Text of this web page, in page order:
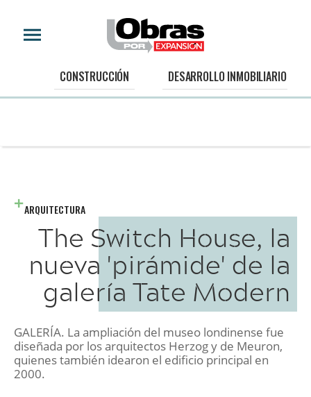
CONSTRUCCIÓN DESARROLLO INMOBILIARIO
ARQUITECTURA
The Switch House, la
nueva 'pirámide' de la
galería Tate Modern
GALERÍA. La ampliación del museo londinense fue
diseñada por los arquitectos Herzog y de Meuron,
quienes también idearon el edificio principal en
2000.